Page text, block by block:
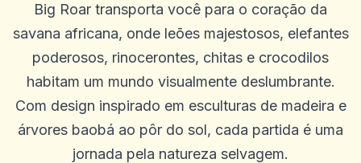
Big Roar transporta você para o coração da
savana africana, onde leões majestosos, elefantes
poderosos, rinocerontes, chitas e crocodilos
habitam um mundo visualmente deslumbrante.
Com design inspirado em esculturas de madeira e
árvores baobá ao pôr do sol, cada partida é uma
jornada pela natureza selvagem.